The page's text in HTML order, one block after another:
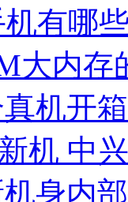
有哪
大内存
机开
机 中
身内